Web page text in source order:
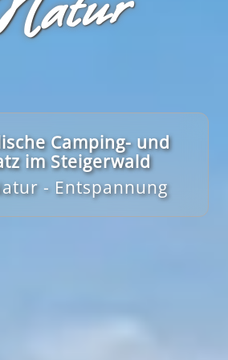
Camping- und
im Steigerwald
- Entspannung